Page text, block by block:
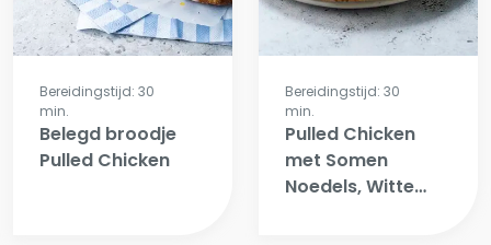
Bereidingstijd: 30
min.
Belegd broodje
Pulled Chicken
Bereidingstijd: 30
min.
Pulled Chicken
met Somen
Noedels, Witte